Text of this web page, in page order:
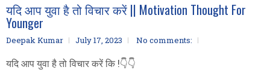
यदि आप युवा है तो विचार करें || Motivation Thought For
Younger
Deepak Kumar July 17, 2023 No comments:
यदि आप युवा है तो विचार करें कि !👇👇